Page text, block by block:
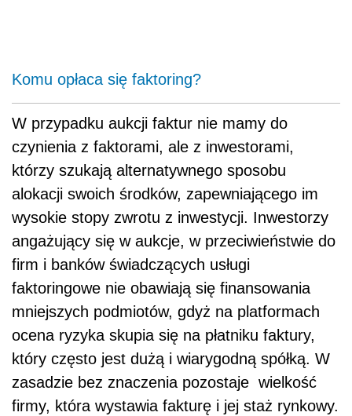
Komu opłaca się faktoring?
W przypadku aukcji faktur nie mamy do
czynienia z faktorami, ale z inwestorami,
którzy szukają alternatywnego sposobu
alokacji swoich środków, zapewniającego im
wysokie stopy zwrotu z inwestycji. Inwestorzy
angażujący się w aukcje, w przeciwieństwie do
firm i banków świadczących usługi
faktoringowe nie obawiają się finansowania
mniejszych podmiotów, gdyż na platformach
ocena ryzyka skupia się na płatniku faktury,
który często jest dużą i wiarygodną spółką. W
zasadzie bez znaczenia pozostaje wielkość
firmy, która wystawia fakturę i jej staż rynkowy.